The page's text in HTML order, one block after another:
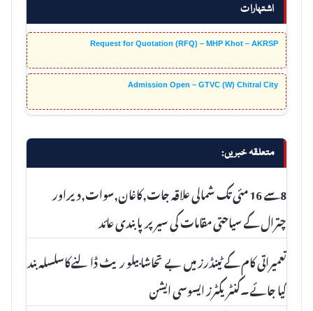
اشتہارات
Request for Quotation (RFQ) – MHP Khot – AKRSP
Admission Open – GTVC (W) Chitral City
متعلقہ خبریں:
8سے 16 مئی تک شمالی علاقہ جات,کاغان,سوات,دیراور
چترال کے سیاحتی مقامات کی سیر پرپابندی عائد
تعمیراتی کام کے ٹینڈرز میں بے تحاشا بیلو ریٹ ڈالنےکاسلسلہ بند
کیا جائے۔کنٹریکٹرز ایسوسی ایشن